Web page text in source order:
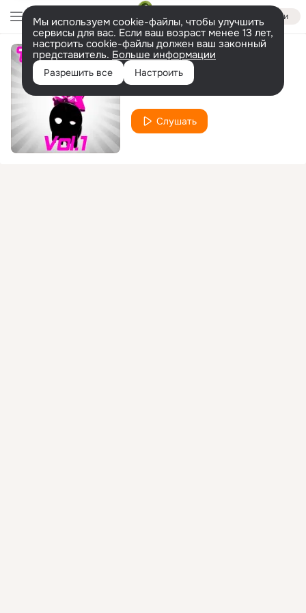
Войти
Мы используем cookie-файлы, чтобы улучшить
сервисы для вас. Если ваш возраст менее 13 лет,
настроить cookie-файлы должен ваш законный
представитель. Больше информации
Разрешить все Настроить
Overload
Слушать